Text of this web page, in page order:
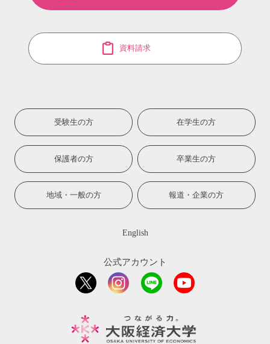
資料請求
受験生の方 在学生の方
保護者の方 卒業生の方
地域・一般の方 報道・企業の方
English
公式アカウント